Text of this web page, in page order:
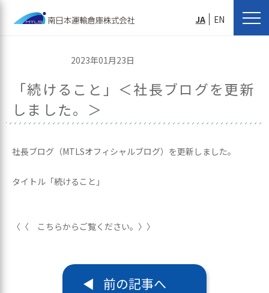
JA EN
2023年01月23日
「続けること」＜社長ブログを更新
しました。＞
社長ブログ（MTLSオフィシャルブログ）を更新しました。
タイトル「続けること」
〈〈 こちらからご覧ください。〉〉
前の記事へ